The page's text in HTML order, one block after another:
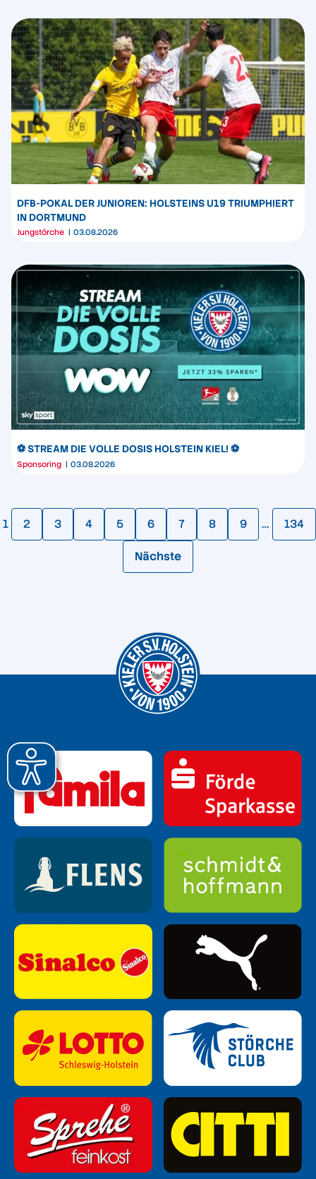
DFB-POKAL DER JUNIOREN: HOLSTEINS U19 TRIUMPHIERT
IN DORTMUND
Jungstörche 03.08.2026
⚽️ STREAM DIE VOLLE DOSIS HOLSTEIN KIEL! ⚽️
Sponsoring 03.08.2026
1 2 3 4 5 6 7 8 9 … 134
Nächste